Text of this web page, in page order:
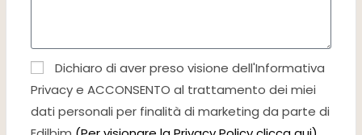
Dichiaro di aver preso visione dell'Informativa
Privacy e ACCONSENTO al trattamento dei miei
dati personali per finalità di marketing da parte di